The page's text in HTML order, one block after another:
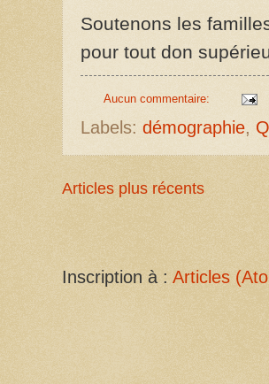
Soutenons les
pour tout don
Aucun commentaire:
Labels: démographie,
Articles plus récents
Inscription à : Articles